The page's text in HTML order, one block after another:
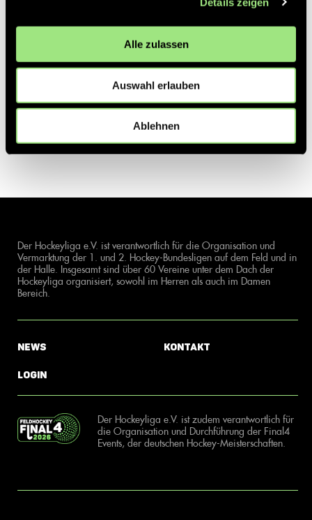
Alle zulassen
Auswahl erlauben
Ablehnen
Der Hockeyliga e.V. ist verantwortlich für die Organisation und
Vermarktung der 1. und 2. Hockey-Bundesligen auf dem Feld und in
der Halle. Insgesamt sind über 60 Vereine unter dem Dach der
Hockeyliga organisiert, sowohl im Herren als auch im Damen
Bereich.
News
Login
Kontakt
Der Hockeyliga e.V. ist zudem verantwortlich für
die Organisation und Durchführung der Final4
Events, der deutschen Hockey-Meisterschaften.